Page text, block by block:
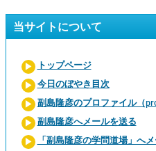
当サイトについて
トップページ
今日のぼやき目次
副島隆彦のプロファイル（
副島隆彦へメールを送る
「副島隆彦の学問道場」へ